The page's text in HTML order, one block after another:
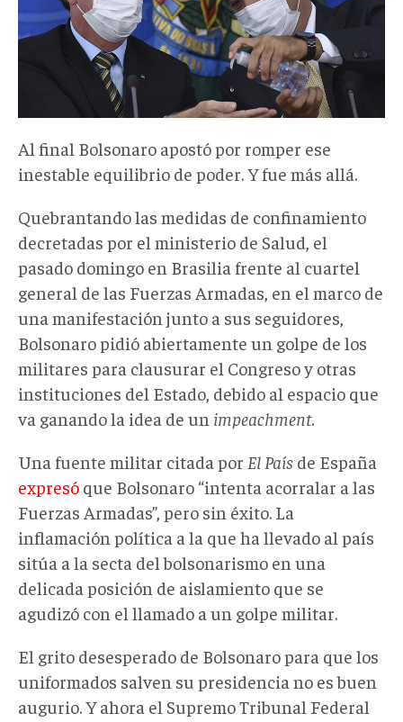
Al final Bolsonaro apostó por romper ese
inestable equilibrio de poder. Y fue más allá.
Quebrantando las medidas de confinamiento
decretadas por el ministerio de Salud, el
pasado domingo en Brasilia frente al cuartel
general de las Fuerzas Armadas, en el marco de
una manifestación junto a sus seguidores,
Bolsonaro pidió abiertamente un golpe de los
militares para clausurar el Congreso y otras
instituciones del Estado, debido al espacio que
va ganando la idea de un impeachment.
Una fuente militar citada por El País de España
expresó que Bolsonaro “intenta acorralar a las
Fuerzas Armadas”, pero sin éxito. La
inflamación política a la que ha llevado al país
sitúa a la secta del bolsonarismo en una
delicada posición de aislamiento que se
agudizó con el llamado a un golpe militar.
El grito desesperado de Bolsonaro para que los
uniformados salven su presidencia no es buen
augurio. Y ahora el Supremo Tribunal Federal